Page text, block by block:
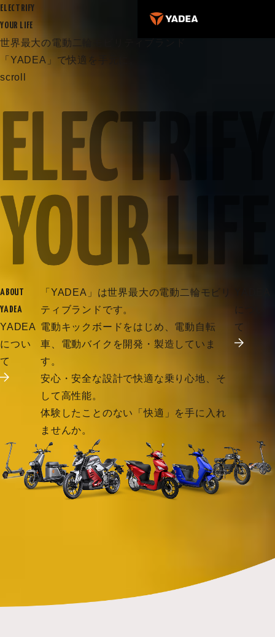
ELECTRIFY
YOUR LIFE
世界最大の電動二輪モビリティブランド
「YADEA」で快適を手元に。
scroll
ABOUT
YADEA
YADEA
につい
て
「YADEA」は世界最大の電動二輪モビリ
ティブランドです。
電動キックボードをはじめ、電動自転
車、電動バイクを開発・製造していま
す。
安心・安全な設計で快適な乗り心地、そ
して高性能。
体験したことのない「快適」を手に入れ
ませんか。
て